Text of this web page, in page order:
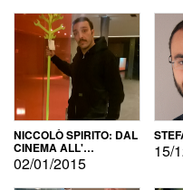
NICCOLÒ SPIRITO: DAL
CINEMA ALL'
AUTOPRODUZIONE
02/01/2015
15/